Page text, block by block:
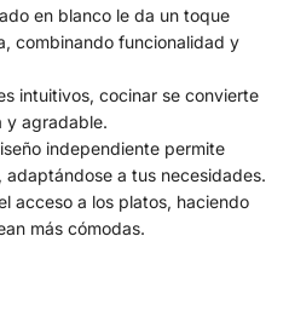
en blanco le da un toque
combinando funcionalidad y
intuitivos, cocinar se convierte
y agradable.
independiente permite
adaptándose a tus necesidades.
acceso a los platos, haciendo
más cómodas.